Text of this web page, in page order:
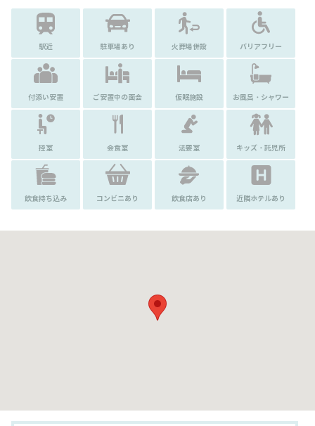
駅近 駐車場あり 火葬場併設 バリアフリー
付添い安置 ご安置中の面会 仮眠施設 お風呂・シャワー
控室 会食室 法要室 キッズ・託児所
飲食持ち込み コンビニあり 飲食店あり 近隣ホテルあり